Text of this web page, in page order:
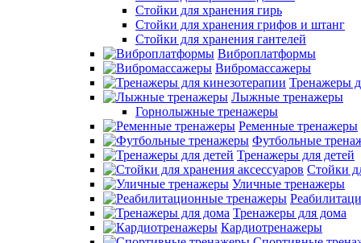
Стойки для хранения гирь
Стойки для хранения грифов и штанг
Стойки для хранения гантелей
Виброплатформы
Вибромассажеры
Тренажеры
Лыжные тренажеры
Горнолыжные тренажеры
Ременные тренажеры
Футбольные
Тренажеры для детей
Стойки
Уличные тренажеры
Тренажеры для дома
Кардиотренажеры